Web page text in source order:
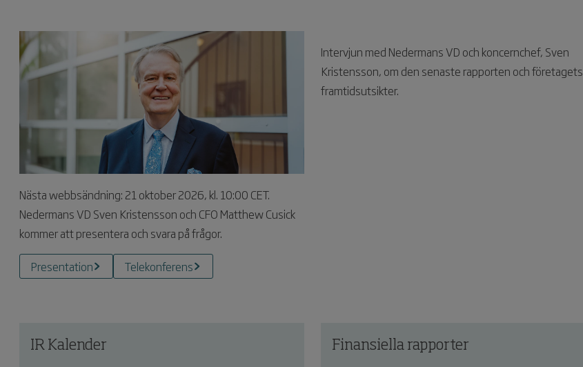
Nästa webbsändning: 21 oktober 2026, kl. 10:00 CET.
Nedermans VD Sven Kristensson och CFO Matthew Cusick
kommer att presentera och svara på frågor.
Presentation
Telekonferens
Intervjun med Nedermans VD och koncernchef, Sven
Kristensson, om den senaste rapporten och företagets
framtidsutsikter.
IR Kalender Finansiella rapporter